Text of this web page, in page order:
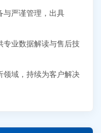
与严谨管理，出具
专业数据解读与售后技
领域，持续为客户解决